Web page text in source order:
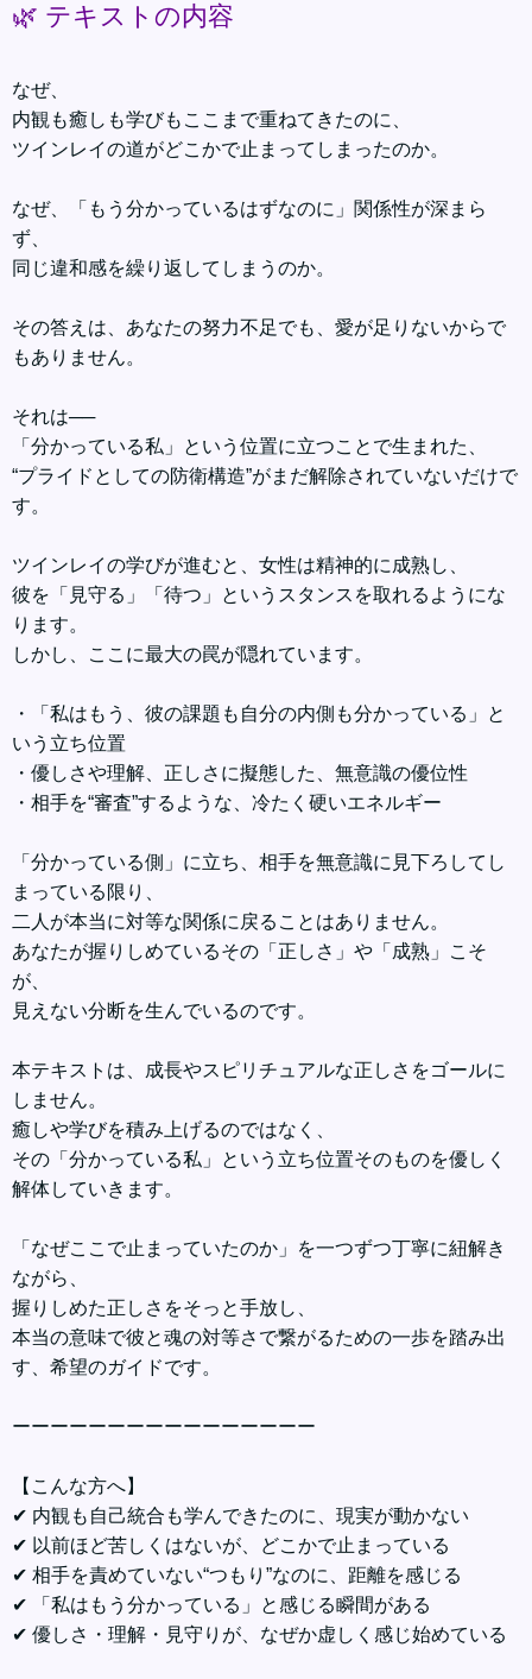
🌿 テキストの内容
なぜ、
内観も癒しも学びもここまで重ねてきたのに、
ツインレイの道がどこかで止まってしまったのか。
なぜ、「もう分かっているはずなのに」関係性が深まら
ず、
同じ違和感を繰り返してしまうのか。
その答えは、あなたの努力不足でも、愛が足りないからで
もありません。
それは──
「分かっている私」という位置に立つことで生まれた、
“プライドとしての防衛構造”がまだ解除されていないだけで
す。
ツインレイの学びが進むと、女性は精神的に成熟し、
彼を「見守る」「待つ」というスタンスを取れるようにな
ります。
しかし、ここに最大の罠が隠れています。
・「私はもう、彼の課題も自分の内側も分かっている」と
いう立ち位置
・優しさや理解、正しさに擬態した、無意識の優位性
・相手を“審査”するような、冷たく硬いエネルギー
「分かっている側」に立ち、相手を無意識に見下ろしてし
まっている限り、
二人が本当に対等な関係に戻ることはありません。
あなたが握りしめているその「正しさ」や「成熟」こそ
が、
見えない分断を生んでいるのです。
本テキストは、成長やスピリチュアルな正しさをゴールに
しません。
癒しや学びを積み上げるのではなく、
その「分かっている私」という立ち位置そのものを優しく
解体していきます。
「なぜここで止まっていたのか」を一つずつ丁寧に紐解き
ながら、
握りしめた正しさをそっと手放し、
本当の意味で彼と魂の対等さで繋がるための一歩を踏み出
す、希望のガイドです。
ーーーーーーーーーーーーーーーー
【こんな方へ】
✔ 内観も自己統合も学んできたのに、現実が動かない
✔ 以前ほど苦しくはないが、どこかで止まっている
✔ 相手を責めていない“つもり”なのに、距離を感じる
✔ 「私はもう分かっている」と感じる瞬間がある
✔ 優しさ・理解・見守りが、なぜか虚しく感じ始めている